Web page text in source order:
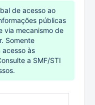
Processo SEI
de Confissão de
sobre Confissão de
de acesso ao
públicas
via mecanismo de
Somente
acesso às
a SMF/STI